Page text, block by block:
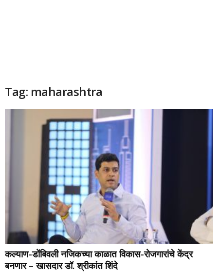
Tag: maharashtra
कल्याण-डोंबिवली नजिकच्या काळात विकास-रोजगारांचे केंद्र
बनणार – खासदार डॉ. श्रीकांत शिंदे